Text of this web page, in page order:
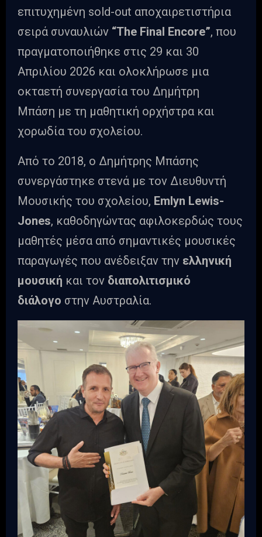
επιτυχημένη sold-out αποχαιρετιστήρια
σειρά συναυλιών “The Final Encore”, που
πραγματοποιήθηκε στις 29 και 30
Απριλίου 2026 και ολοκλήρωσε μια
οκταετή συνεργασία του Δημήτρη
Μπάση με τη μαθητική ορχήστρα και
χορωδία του σχολείου.
Από το 2018, ο Δημήτρης Μπάσης
συνεργάστηκε στενά με τον Διευθυντή
Μουσικής του σχολείου, Emlyn Lewis-
Jones, καθοδηγώντας αφιλοκερδώς τους
μαθητές μέσα από σημαντικές μουσικές
παραγωγές που ανέδειξαν την ελληνική
μουσική και τον διαπολιτισμικό
διάλογο στην Αυστραλία.